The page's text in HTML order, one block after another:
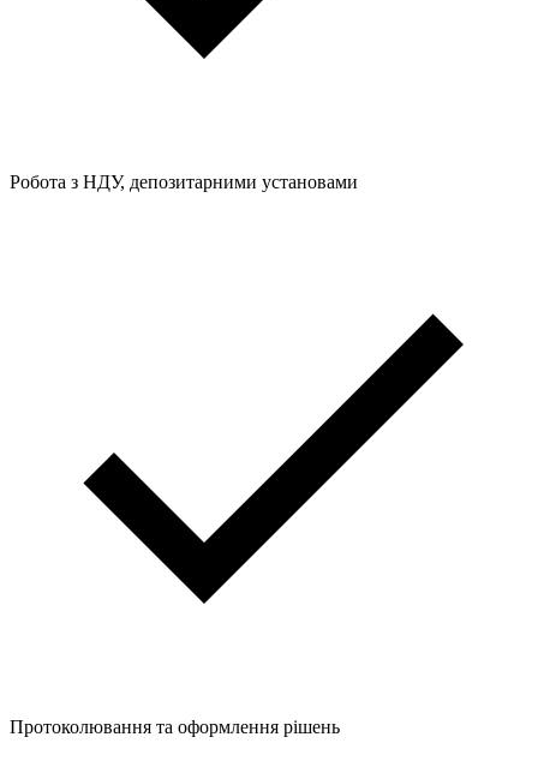
Робота з НДУ, депозитарними установами
Протоколювання та оформлення рішень